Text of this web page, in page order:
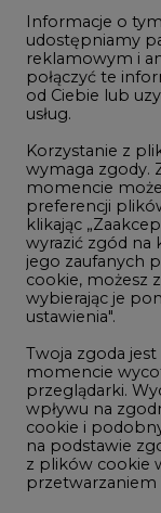
Gospodarka
Geopolityka
LTE450
Innowacje i AI
Handel
Wodór
Górnictwo
Atom
Fotowoltaika
Offshore wind
Informacje o
udostępniamy
reklamowym i
połączyć te
od Ciebie lub
usług.
Korzystanie z
wymaga zgody.
momencie
preferencji
klikając
wyrazić zgód na
jego zaufanych
cookie, możesz
wybierając je
ustawienia".
Twoja zgoda
momencie
przeglądarki.
wpływu na
cookie i
na podstawie
z plików cookie